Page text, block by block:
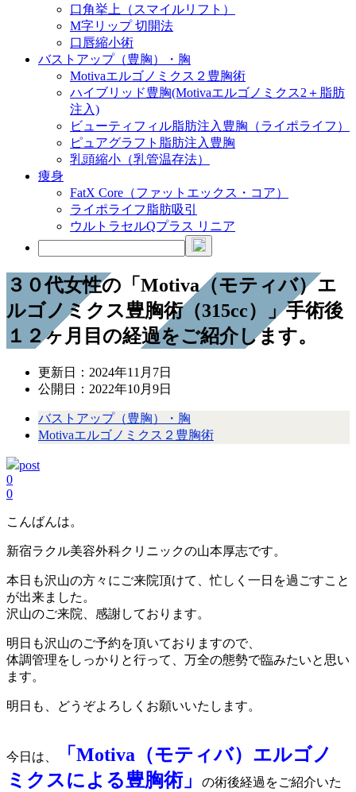
口角挙上（スマイルリフト）
M字リップ 切開法
口唇縮小術
バストアップ（豊胸）・胸
Motivaエルゴノミクス２豊胸術
ハイブリッド豊胸(Motivaエルゴノミクス2＋脂肪
注入)
ビューティフィル脂肪注入豊胸（ライポライフ）
ピュアグラフト脂肪注入豊胸
乳頭縮小（乳管温存法）
痩身
FatX Core（ファットエックス・コア）
ライポライフ脂肪吸引
ウルトラセルQプラス リニア
３０代女性の「Motiva（モティバ）エ
ルゴノミクス豊胸術（315cc）」手術後
１２ヶ月目の経過をご紹介します。
更新日： 2024年11月7日
公開日： 2022年10月9日
バストアップ（豊胸）・胸
Motivaエルゴノミクス２豊胸術
post
0
0
こんばんは。
新宿ラクル美容外科クリニックの山本厚志です。
本日も沢山の方々にご来院頂けて、忙しく一日を過ごすこと
が出来ました。
沢山のご来院、感謝しております。
明日も沢山のご予約を頂いておりますので、
体調管理をしっかりと行って、万全の態勢で臨みたいと思い
ます。
明日も、どうぞよろしくお願いいたします。
今日は、
「Motiva（モティバ）エルゴノ
ミクスによる豊胸術」
の術後経過をご紹介いた